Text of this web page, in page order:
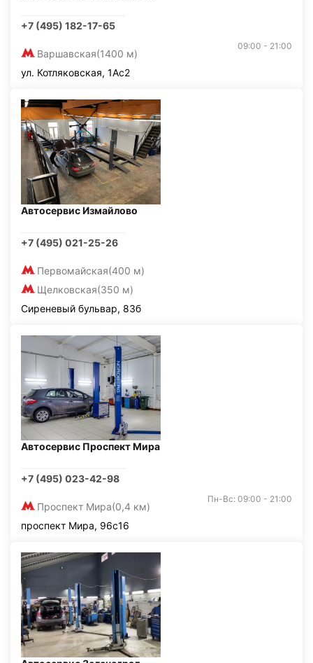
+7 (495) 182-17-65
Варшавская(1400 м)
09:00 - 21:00
ул. Котляковская, 1Ас2
Автосервис Измайлово
+7 (495) 021-25-26
Первомайская(400 м)
Щелковская(350 м)
Сиреневый бульвар, 83б
Автосервис Проспект Мира
+7 (495) 023-42-98
Проспект Мира(0,4 км)
Пн-Вс: 09:00 - 21:00
проспект Мира, 96с16